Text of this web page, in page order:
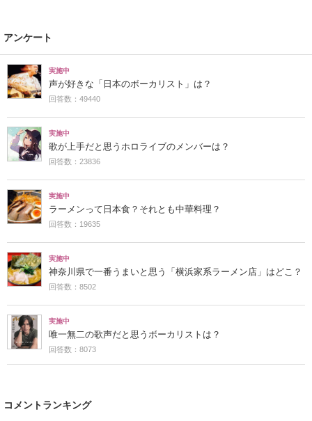
アンケート
実施中
声が好きな「日本のボーカリスト」は？
回答数：49440
実施中
歌が上手だと思うホロライブのメンバーは？
回答数：23836
実施中
ラーメンって日本食？それとも中華料理？
回答数：19635
実施中
神奈川県で一番うまいと思う「横浜家系ラーメン店」はどこ？
回答数：8502
実施中
唯一無二の歌声だと思うボーカリストは？
回答数：8073
コメントランキング